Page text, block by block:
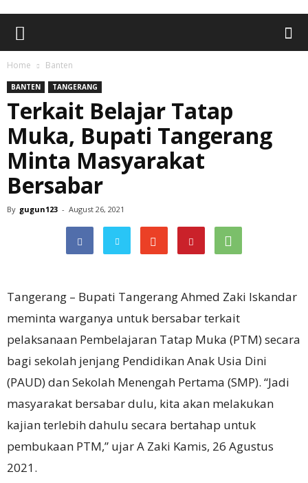
Home Banten
BANTEN TANGERANG
Terkait Belajar Tatap
Muka, Bupati Tangerang
Minta Masyarakat
Bersabar
By gugun123 - August 26, 2021
Tangerang – Bupati Tangerang Ahmed Zaki Iskandar
meminta warganya untuk bersabar terkait
pelaksanaan Pembelajaran Tatap Muka (PTM) secara
bagi sekolah jenjang Pendidikan Anak Usia Dini
(PAUD) dan Sekolah Menengah Pertama (SMP). “Jadi
masyarakat bersabar dulu, kita akan melakukan
kajian terlebih dahulu secara bertahap untuk
pembukaan PTM,” ujar A Zaki Kamis, 26 Agustus
2021.